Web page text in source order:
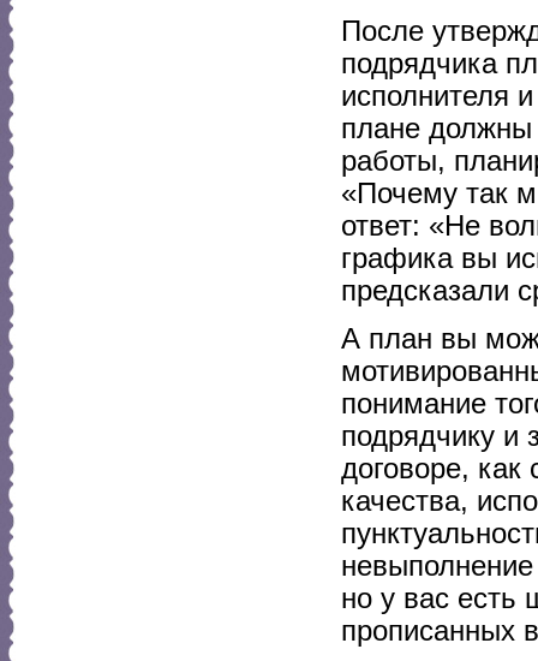
После
подрядчика
исполнителя
плане должны
работы,
«Почему так
ответ: «Не
графика вы
предсказали
А план вы
понимание
подрядчику и
договоре,
качества,
невыполнение
но у вас есть
прописанных